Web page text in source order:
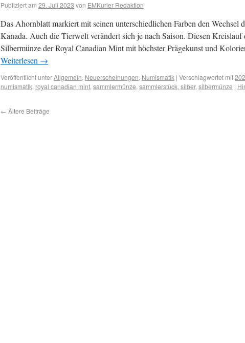
Publiziert am 29. Juli 2023 von EMKurier Redaktion
Das Ahornblatt markiert mit seinen unterschiedlichen Farben den Wechsel
Kanada. Auch die Tierwelt verändert sich je nach Saison. Diesen Kreislauf
Silbermünze der Royal Canadian Mint mit höchster Prägekunst und
Weiterlesen →
Veröffentlicht unterAllgemein, Neuerscheinungen, Numismatik | Verschlagwortet mit
numismatik, royal canadian mint, sammlermünze, sammlerstück, silber, silbermünze |
← Ältere Beiträge